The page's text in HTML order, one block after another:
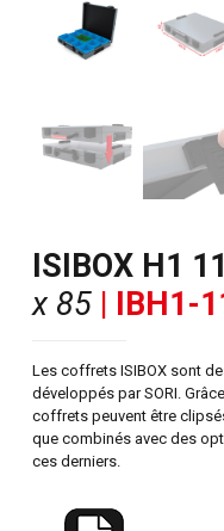
ISIBOX H1
x 85 | IBH1-
Les coffrets ISIBOX sont
développés par SORI.
coffrets peuvent être
que combinés avec des
ces derniers.